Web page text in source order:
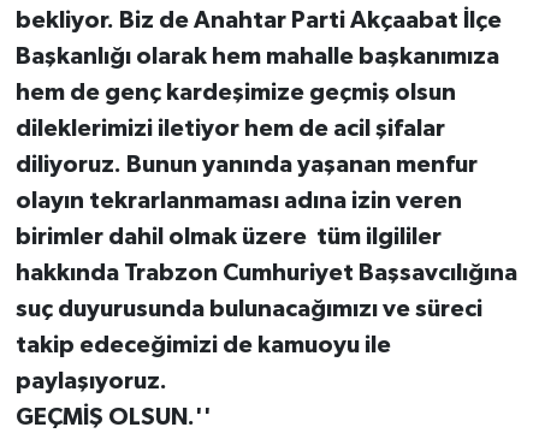
bekliyor. Biz de Anahtar Parti Akçaabat İlçe
Başkanlığı olarak hem mahalle başkanımıza
hem de genç kardeşimize geçmiş olsun
dileklerimizi iletiyor hem de acil şifalar
diliyoruz. Bunun yanında yaşanan menfur
olayın tekrarlanmaması adına izin veren
birimler dahil olmak üzere tüm ilgililer
hakkında Trabzon Cumhuriyet Başsavcılığına
suç duyurusunda bulunacağımızı ve süreci
takip edeceğimizi de kamuoyu ile
paylaşıyoruz.
GEÇMİŞ OLSUN.''